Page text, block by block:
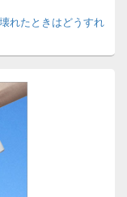
れたときはどうすれ